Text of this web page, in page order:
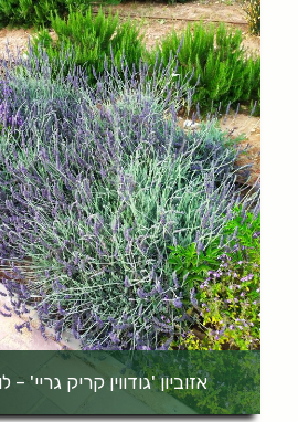
אזוביון 'גודווין קריק גריי' –